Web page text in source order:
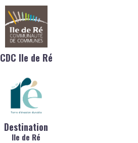
CDC Ile de Ré
Destination
Ile de Ré